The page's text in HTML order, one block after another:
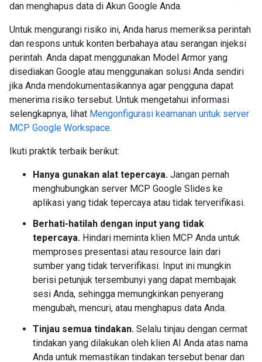
dan menghapus data di Akun Google Anda.
Untuk mengurangi risiko ini, Anda harus memeriksa perintah
dan respons untuk konten berbahaya atau serangan injeksi
perintah. Anda dapat menggunakan Model Armor yang
disediakan Google atau menggunakan solusi Anda sendiri
jika Anda mendokumentasikannya agar pengguna dapat
menerima risiko tersebut. Untuk mengetahui informasi
selengkapnya, lihat Mengonfigurasi keamanan untuk server
MCP Google Workspace.
Ikuti praktik terbaik berikut:
Hanya gunakan alat tepercaya. Jangan pernah
menghubungkan server MCP Google Slides ke
aplikasi yang tidak tepercaya atau tidak terverifikasi.
Berhati-hatilah dengan input yang tidak
tepercaya. Hindari meminta klien MCP Anda untuk
memproses presentasi atau resource lain dari
sumber yang tidak terverifikasi. Input ini mungkin
berisi petunjuk tersembunyi yang dapat membajak
sesi Anda, sehingga memungkinkan penyerang
mengubah, mencuri, atau menghapus data Anda.
Tinjau semua tindakan. Selalu tinjau dengan cermat
tindakan yang dilakukan oleh klien AI Anda atas nama
Anda untuk memastikan tindakan tersebut benar dan